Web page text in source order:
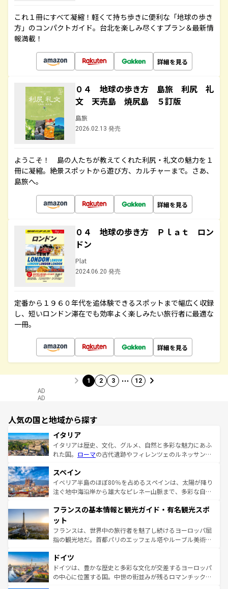
これ１冊にすべて凝縮！軽くて持ち歩きに便利な「地球の歩き
方」のコンパクトガイド。台北を楽しみ尽くすプラン＆最新情
報満載！
詳細を見る
０４ 地球の歩き方 島旅 利尻 礼
文 天売島 焼尻島 ５訂版
島旅
2026.02.13 発売
ようこそ！ 島の人たちが教えてくれた利尻・礼文の魅力を１
冊に凝縮。絶景スポットから遊び方、カルチャーまで。さあ、
島旅へ。
詳細を見る
０４ 地球の歩き方 Ｐｌａｔ ロン
ドン
Plat
2024.06.20 発売
定番から１９６０年代を追体験できるスポットまで幅広く収録
し、短いロンドン滞在でも効率よく楽しみたい旅行者に最適な
一冊。
詳細を見る
1 2 3 … 12
AD
AD
人気の国と地域から探す
イタリア
イタリアは歴史、文化、グルメ、自然と多彩な魅力にあふ
れた国。 ローマの古代遺跡やフィレンツェのルネッサンス
ろん、トスカーナの美しい田園風景やアマルフィ海岸の絶
景など、自然景観も見逃せない。観光の合間には、本場の
ピザやパスタなど、絶品のイタリア料理を堪能することも
ませてくれるイタリアで、忘れられない旅をしてみよう！
なお、新着のイタリア情報は
しい。
スペイン
イベリア半島のほぼ80％を占めるスペインは、太陽が降り
注ぐ地中海沿岸から雄大なピレネー山脈まで、多彩な自然
文化が根付くこの国では、情熱的なフラメンコ、熱気あふ
れる闘牛、そして美味しいタパスが生活の一部となってい
る。首都マドリードの洗練された雰囲気や、バルセロナの
アートに溢れた街角から、地方では古代ローマ遺跡や中世
せる。地方によって風土や気候が異なるスペインはその個
性で訪れる人を魅了する。 なお、新着のスペイン情報は コ
ンテンツ一覧を参照してほしい。
フランスの基本情報と観光ガイド・有名観光スポ
ット
フランスは、世界中の旅行者を魅了し続けるヨーロッパ屈
指の観光地だ。首都パリのエッフェル塔やルーブル美術館
で、幅広い魅力が詰まっている。華麗な宮殿、歴史的な大
聖堂、美しいビーチ、そして豊かな自然が、訪れる者を心
から魅了する。また、フランスは美食の国としても知ら
ドイツ
ドイツは、豊かな歴史と多彩な文化が交差するヨーロッパ
の中心に位置する国。中世の街並みが残るロマンチック街